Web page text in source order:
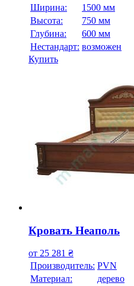
Ширина:
1500 мм
Высота:
750 мм
Глубина:
600 мм
Нестандарт: возможен
Купить
Кровать Неаполь
от 25 281 ₴
Производитель: PVN
Материал:
дерево